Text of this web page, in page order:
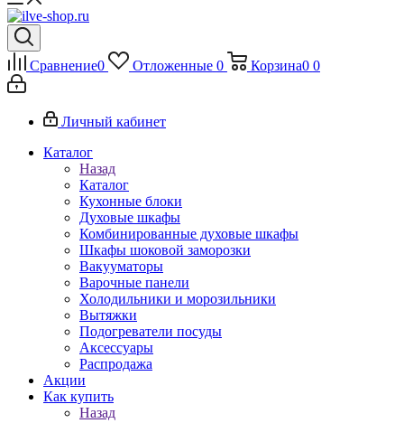
Сравнение0 Отложенные 0 Корзина0 0
Личный кабинет
Каталог
Назад
Каталог
Кухонные блоки
Духовые шкафы
Комбинированные духовые шкафы
Шкафы шоковой заморозки
Вакууматоры
Варочные панели
Холодильники и морозильники
Вытяжки
Подогреватели посуды
Аксессуары
Распродажа
Акции
Как купить
Назад